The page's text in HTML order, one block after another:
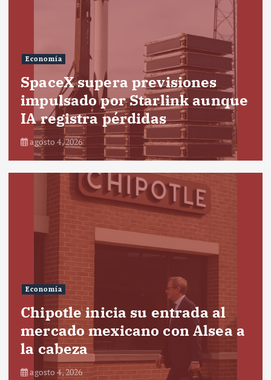
Economía
SpaceX supera previsiones
impulsado por Starlink aunque
IA registra pérdidas
agosto 4, 2026
Economía
Chipotle inicia su entrada al
mercado mexicano con Alsea a
la cabeza
agosto 4, 2026